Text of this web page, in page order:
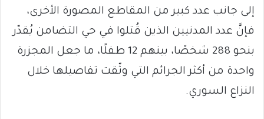
إلى جانب عدد كبير من المقاطع المصورة الأخرى،
فإنَّ عدد المدنيين الذين قُتلوا في حي التضامن يُقدّر
بنحو 288 شخصًا، بينهم 12 طفلًا، ما جعل المجزرة
واحدة من أكثر الجرائم التي وثّقت تفاصيلها خلال
النزاع السوري.